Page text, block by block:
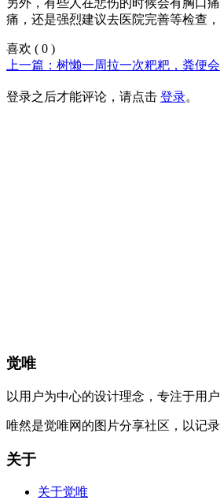
痛，还是强烈建议去医院完善等检查，
喜欢 ( 0 )
上一篇：树懒一周拉一次粑粑，粪便
登录之后才能评论，请点击 登录。
觉唯
以用户为中心的设计理念，专注于用
唯然是觉唯网的图片分享社区，以记
关于
关于觉唯